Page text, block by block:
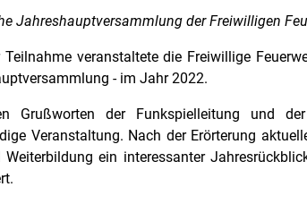
Jahreshauptversammlung der Freiwilligen
Teilnahme veranstaltete die Freiwillige
- im Jahr 2022.
Grußworten der Funkspielleitung und
Veranstaltung. Nach der Erörterung
Weiterbildung ein interessanter